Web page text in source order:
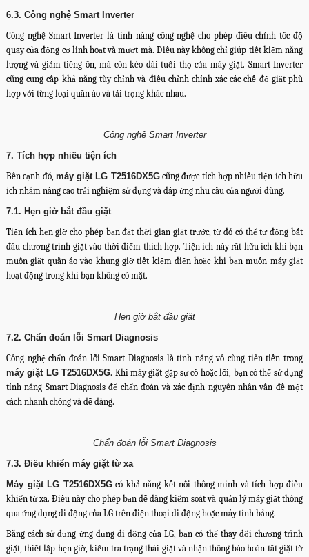
6.3. Công nghệ Smart Inverter
Công nghệ Smart Inverter là tính năng công nghệ cho phép điều chỉnh tốc độ
quay của động cơ linh hoạt và mượt mà. Điều này không chỉ giúp tiết kiệm năng
lượng và giảm tiếng ồn, mà còn kéo dài tuổi thọ của máy giặt. Smart Inverter
cũng cung cấp khả năng tùy chỉnh và điều chỉnh chính xác các chế độ giặt phù
hợp với từng loại quần áo và tải trọng khác nhau.
Công nghệ Smart Inverter
7. Tích hợp nhiều tiện ích
Bên cạnh đó, máy giặt LG T2516DX5Gcũng được tích hợp nhiều tiện ích hữu
ích nhằm nâng cao trải nghiệm sử dụng và đáp ứng nhu cầu của người dùng.
7.1. Hẹn giờ bắt đầu giặt
Tiện ích hẹn giờ cho phép bạn đặt thời gian giặt trước, từ đó có thể tự động bắt
đầu chương trình giặt vào thời điểm thích hợp. Tiện ích này rất hữu ích khi bạn
muốn giặt quần áo vào khung giờ tiết kiệm điện hoặc khi bạn muốn máy giặt
hoạt động trong khi bạn không có mặt.
Hẹn giờ bắt đầu giặt
7.2. Chẩn đoán lỗi Smart Diagnosis
Công nghệ chẩn đoán lỗi Smart Diagnosis là tính năng vô cùng tiên tiến trong
máy giặt LG T2516DX5G. Khi máy giặt gặp sự cố hoặc lỗi, bạn có thể sử dụng
tính năng Smart Diagnosis để chẩn đoán và xác định nguyên nhân vấn đề một
cách nhanh chóng và dễ dàng.
Chẩn đoán lỗi Smart Diagnosis
7.3. Điều khiển máy giặt từ xa
Máy giặt LG T2516DX5Gcó khả năng kết nối thông minh và tích hợp điều
khiển từ xa. Điều này cho phép bạn dễ dàng kiểm soát và quản lý máy giặt thông
qua ứng dụng di động của LG trên điện thoại di động hoặc máy tính bảng.
Bằng cách sử dụng ứng dụng di động của LG, bạn có thể thay đổi chương trình
giặt, thiết lập hẹn giờ, kiểm tra trạng thái giặt và nhận thông báo hoàn tất giặt từ